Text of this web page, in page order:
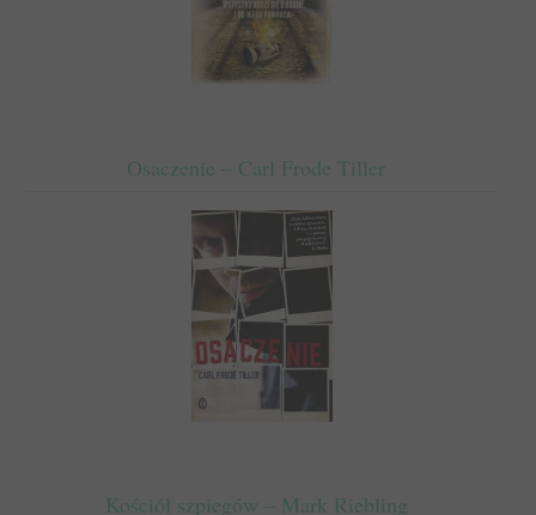
Osaczenie – Carl Frode Tiller
Kościół szpiegów – Mark Riebling